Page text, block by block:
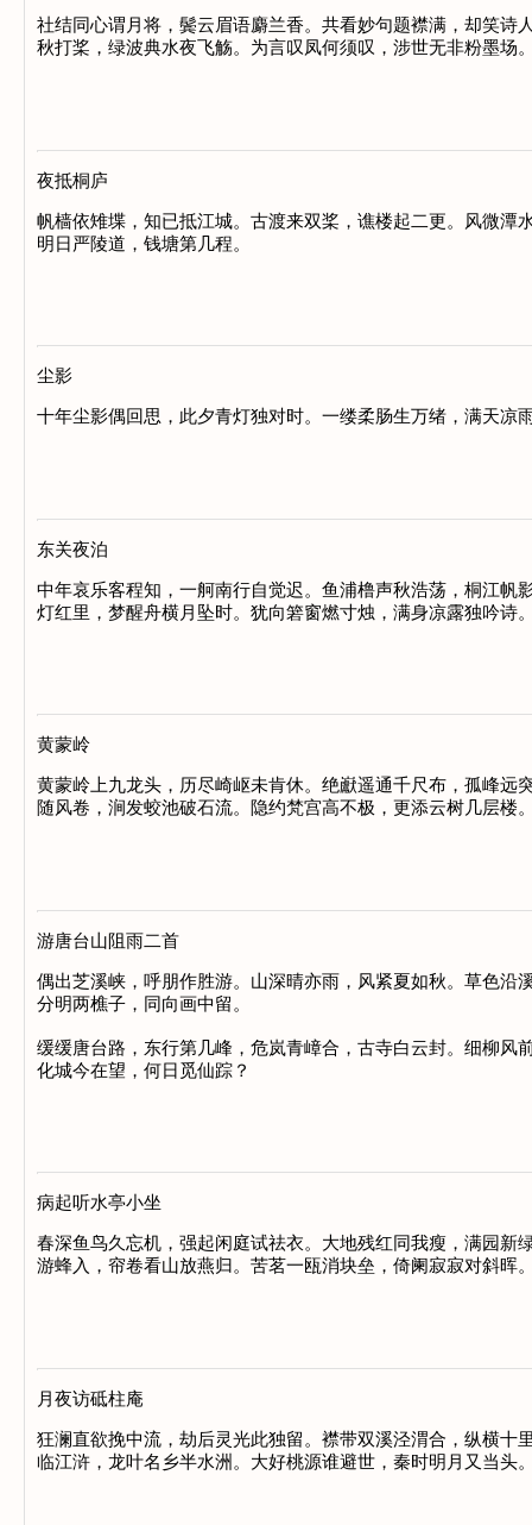
社结同心谓月将，鬓云眉语麝兰香。共看妙句题襟满，却笑诗
秋打桨，绿波典水夜飞觞。为言叹凤何须叹，涉世无非粉墨场
夜抵桐庐
帆樯依雉堞，知已抵江城。古渡来双桨，谯楼起二更。风微潭
明日严陵道，钱塘第几程。
尘影
十年尘影偶回思，此夕青灯独对时。一缕柔肠生万绪，满天凉
东关夜泊
中年哀乐客程知，一舸南行自觉迟。鱼浦橹声秋浩荡，桐江帆
灯红里，梦醒舟横月坠时。犹向箬窗燃寸烛，满身凉露独吟诗
黄蒙岭
黄蒙岭上九龙头，历尽崎岖未肯休。绝巚遥通千尺布，孤峰远
随风卷，涧发蛟池破石流。隐约梵宫高不极，更添云树几层楼
游唐台山阻雨二首
偶出芝溪峡，呼朋作胜游。山深晴亦雨，风紧夏如秋。草色沿
分明两樵子，同向画中留。
缓缓唐台路，东行第几峰，危岚青嶂合，古寺白云封。细柳风
化城今在望，何日觅仙踪？
病起听水亭小坐
春深鱼鸟久忘机，强起闲庭试祛衣。大地残红同我瘦，满园新
游蜂入，帘卷看山放燕归。苦茗一瓯消块垒，倚阑寂寂对斜晖
月夜访砥柱庵
狂澜直欲挽中流，劫后灵光此独留。襟带双溪泾渭合，纵横十
临江浒，龙叶名乡半水洲。大好桃源谁避世，秦时明月又当头